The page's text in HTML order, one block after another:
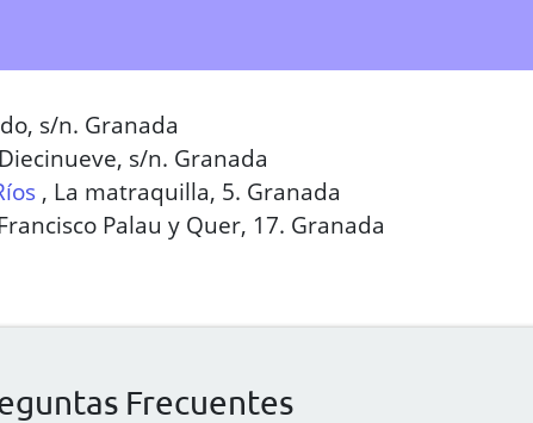
s/n. Granada
s/n. Granada
, La matraquilla, 5. Granada
Palau y Quer, 17. Granada
Frecuentes